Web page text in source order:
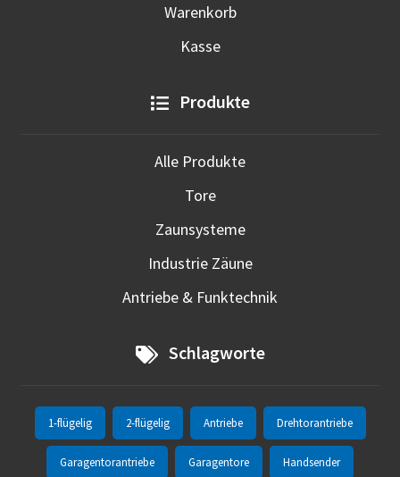
Warenkorb
Kasse
Produkte
Alle Produkte
Tore
Zaunsysteme
Industrie Zäune
Antriebe & Funktechnik
Schlagworte
1-flügelig 2-flügelig Antriebe Drehtorantriebe
Garagentorantriebe Garagentore Handsender